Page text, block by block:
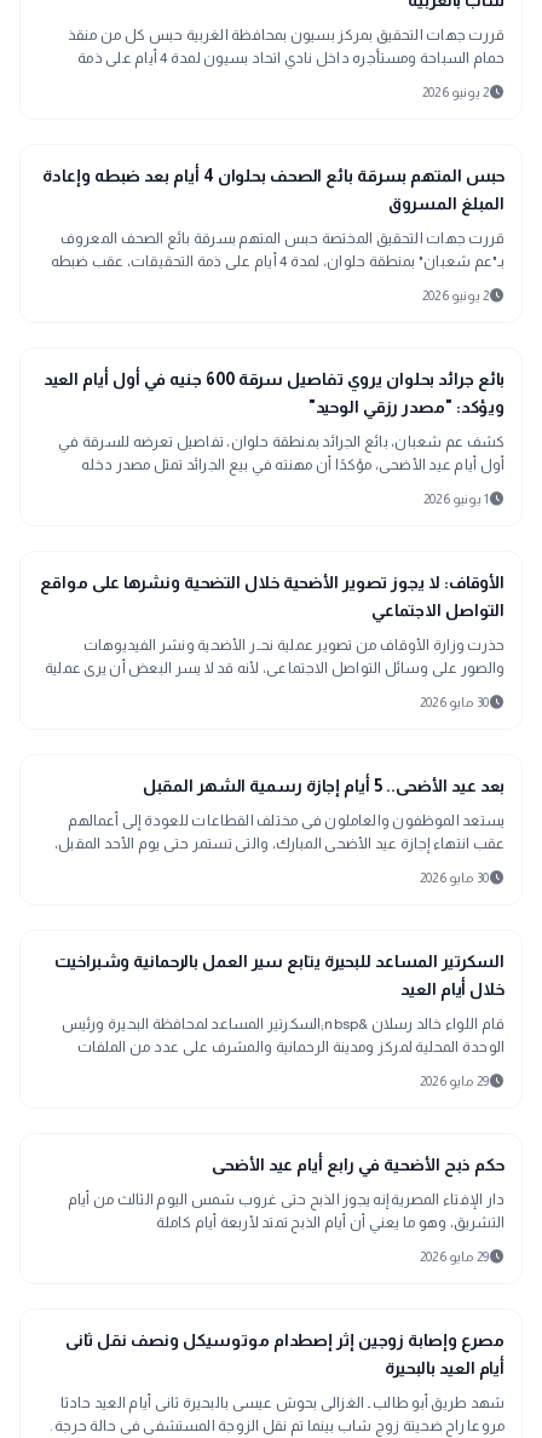
قررت جهات التحقيق بمركز بسيون بمحافظة الغربية حبس كل من منقذ
حمام السباحة ومستأجره داخل نادي اتحاد بسيون لمدة 4 أيام على ذمة
التحقيقات، على خلفية واقعة غرق شاب داخل الحمام خلال احتفالات عيد
الأضحى المبارك.
schedule2 يونيو 2026
gavel
حوادث ومحاكم
حبس المتهم بسرقة بائع الصحف بحلوان 4 أيام بعد ضبطه وإعادة
المبلغ المسروق
قررت جهات التحقيق المختصة حبس المتهم بسرقة بائع الصحف المعروف
بـ"عم شعبان" بمنطقة حلوان، لمدة 4 أيام على ذمة التحقيقات، عقب ضبطه
وبحوزته المبلغ المالي المستولى عليه.
schedule2 يونيو 2026
gavel
حوادث ومحاكم
بائع جرائد بحلوان يروي تفاصيل سرقة 600 جنيه في أول أيام العيد
ويؤكد: "مصدر رزقي الوحيد"
كشف عم شعبان، بائع الجرائد بمنطقة حلوان، تفاصيل تعرضه للسرقة في
أول أيام عيد الأضحى، مؤكدًا أن مهنته في بيع الجرائد تمثل مصدر دخله
الوحيد.لحظة اكتشاف
schedule1 يونيو 2026
public
الأخبار المحلية
الأوقاف: لا يجوز تصوير الأضحية خلال التضحية ونشرها على مواقع
التواصل الاجتماعي
حذرت وزارة الأوقاف من تصوير عملية نحـ.ر الأضحية ونشر الفيديوهات
والصور على وسائل التواصل الاجتماعى، لأنه قد لا يسر البعض أن يرى عملية
النحـ.ر، بالإضافة إلى أنه يُنافي مقصود الإخلاص.
schedule30 مايو 2026
public
الأخبار المحلية
بعد عيد الأضحى.. 5 أيام إجازة رسمية الشهر المقبل
يستعد الموظفون والعاملون فى مختلف القطاعات للعودة إلى أعمالهم
عقب انتهاء إجازة عيد الأضحى المبارك، والتى تستمر حتى يوم الأحد المقبل،
وفقًا للجدول الرسمى الذى أعلنه مجلس الوزراء، بعدما بدأت الإجازة اعتبارًا
من يوم الثلاثاء الماضى.
schedule30 مايو 2026
location_city
بحراوي
السكرتير المساعد للبحيرة يتابع سير العمل بالرحمانية وشبراخيت
خلال أيام العيد
قام اللواء خالد رسلان &nbsp;السكرتير المساعد لمحافظة البحيرة ورئيس
الوحدة المحلية لمركز ومدينة الرحمانية والمشرف على عدد من الملفات
والقطاعات بديوان ع
schedule29 مايو 2026
interests
منوعات
حكم ذبح الأضحية في رابع أيام عيد الأضحى
دار الإفتاء المصرية إنه يجوز الذبح حتى غروب شمس اليوم الثالث من أيام
التشريق، وهو ما يعني أن أيام الذبح تمتد لأربعة أيام كاملة
schedule29 مايو 2026
gavel
حوادث ومحاكم
مصرع وإصابة زوجين إثر إصطدام موتوسيكل ونصف نقل ثانى
أيام العيد بالبحيرة
شهد طريق أبو طالب ـ الغزالى بحوش عيسى بالبحيرة ثانى أيام العيد حادثا
مروعا راح ضحيتة زوج شاب بينما تم نقل الزوجة المستشفى فى حالة حرجة .